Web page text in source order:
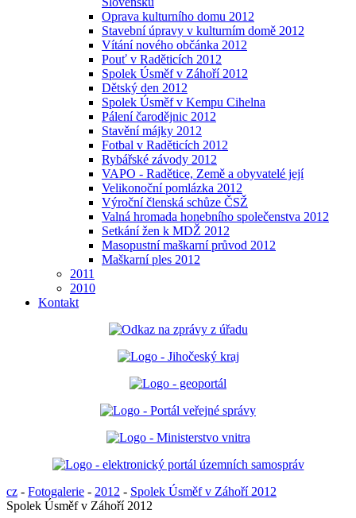
Oprava kulturního domu 2012
Stavební úpravy v kulturním domě 2012
Vítání nového občánka 2012
Pouť v Raděticích 2012
Spolek Úsměf v Záhoří 2012
Dětský den 2012
Spolek Úsměf v Kempu Cihelna
Pálení čarodějnic 2012
Stavění májky 2012
Fotbal v Raděticích 2012
Rybářské závody 2012
VAPO - Radětice, Země a obyvatelé její
Velikonoční pomlázka 2012
Výroční členská schůze ČSŽ
Valná hromada honebního společenstva 2012
Setkání žen k MDŽ 2012
Masopustní maškarní průvod 2012
Maškarní ples 2012
2011
2010
Kontakt
cz - Fotogalerie - 2012 - Spolek Úsměf v Záhoří 2012
Spolek Úsměf v Záhoří 2012